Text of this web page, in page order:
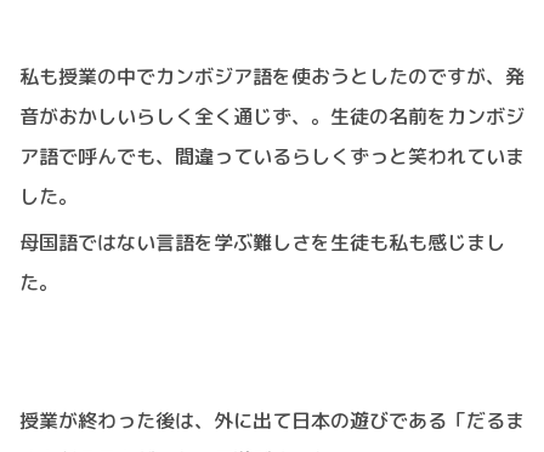
私も授業の中でカンボジア語を使おうとしたのですが、発
音がおかしいらしく全く通じず、。生徒の名前をカンボジ
ア語で呼んでも、間違っているらしくずっと笑われていま
した。
母国語ではない言語を学ぶ難しさを生徒も私も感じまし
た。
授業が終わった後は、外に出て日本の遊びである「だるま